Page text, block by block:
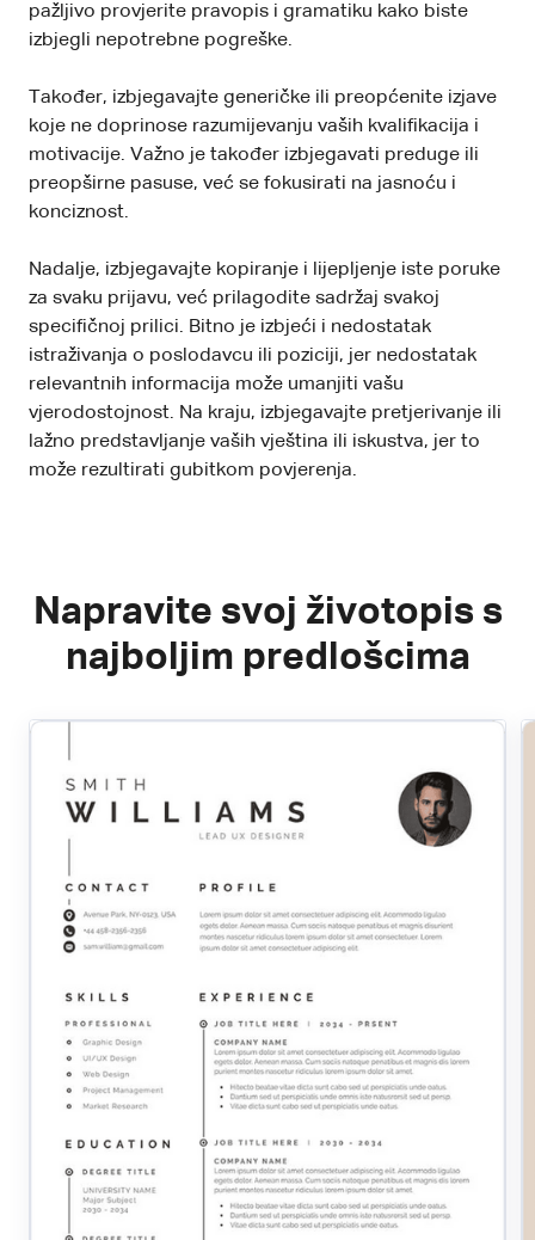
pažljivo provjerite pravopis i gramatiku kako biste
izbjegli nepotrebne pogreške.
Također, izbjegavajte generičke ili preopćenite izjave
koje ne doprinose razumijevanju vaših kvalifikacija i
motivacije. Važno je također izbjegavati preduge ili
preopširne pasuse, već se fokusirati na jasnoću i
konciznost.
Nadalje, izbjegavajte kopiranje i lijepljenje iste poruke
za svaku prijavu, već prilagodite sadržaj svakoj
specifičnoj prilici. Bitno je izbjeći i nedostatak
istraživanja o poslodavcu ili poziciji, jer nedostatak
relevantnih informacija može umanjiti vašu
vjerodostojnost. Na kraju, izbjegavajte pretjerivanje ili
lažno predstavljanje vaših vještina ili iskustva, jer to
može rezultirati gubitkom povjerenja.
Napravite svoj životopis s
najboljim predlošcima